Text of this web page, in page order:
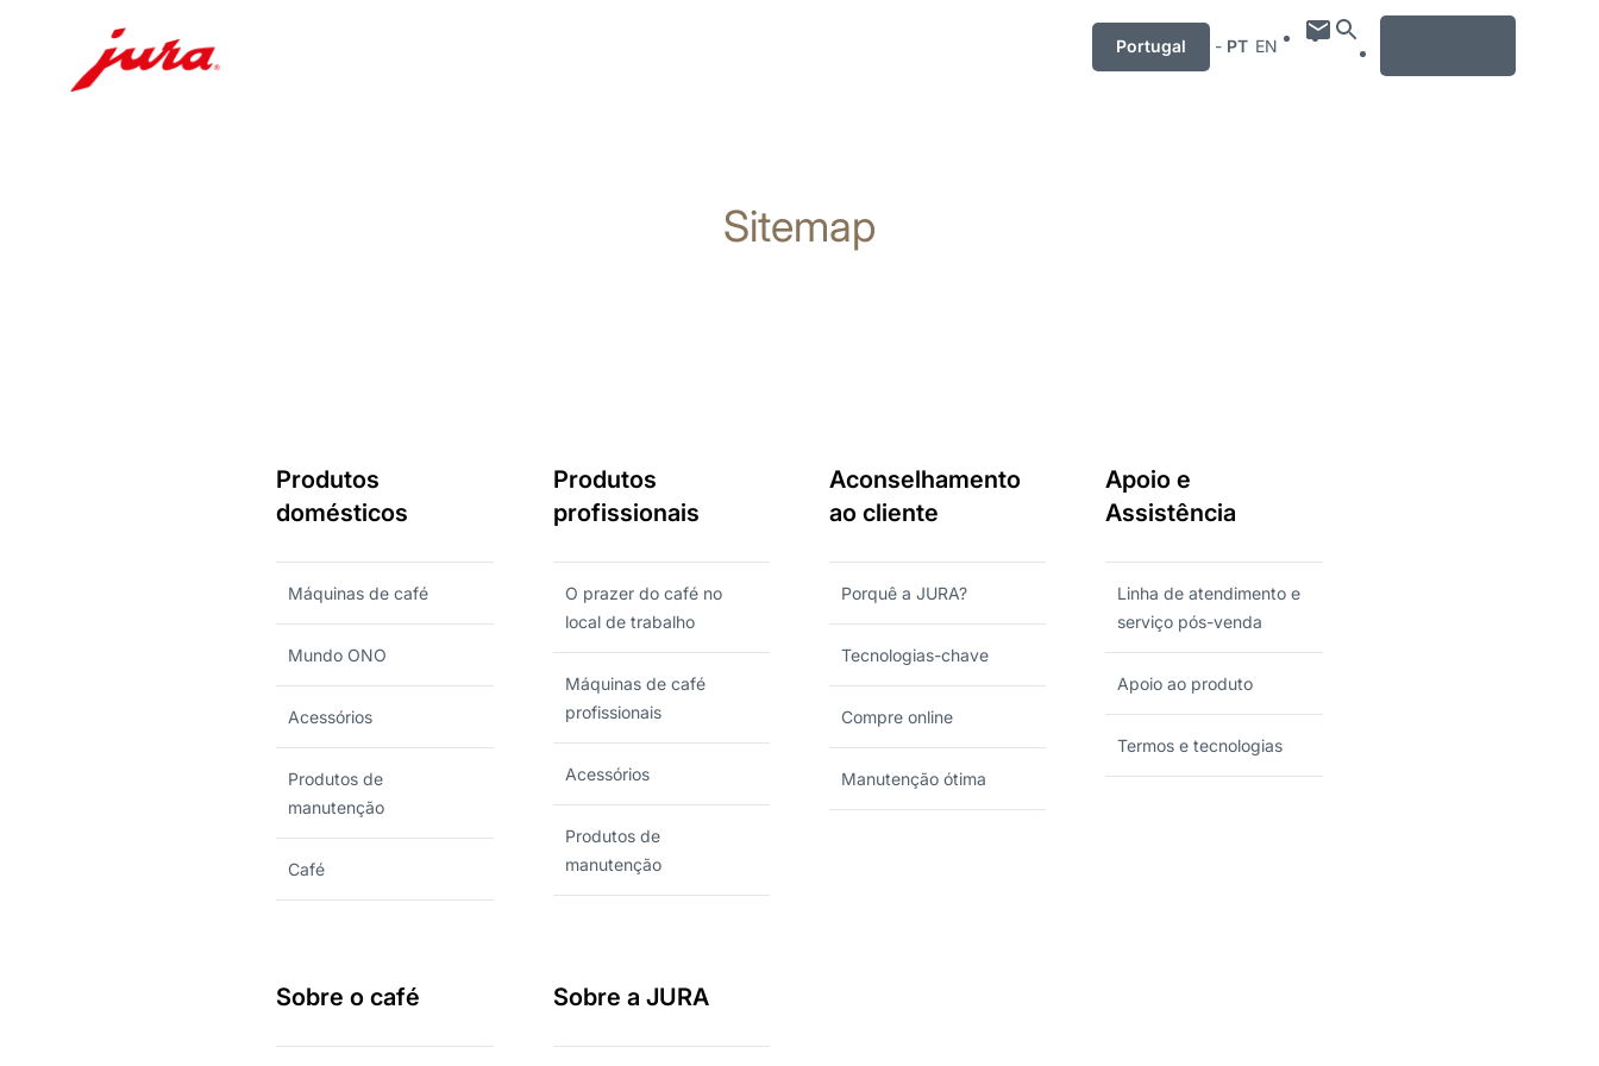
Portugal - PT EN
Sitemap
Produtos
domésticos
Máquinas de café
Mundo ONO
Acessórios
Produtos de
manutenção
Café
Produtos
profissionais
O prazer do café no
local de trabalho
Máquinas de café
profissionais
Acessórios
Produtos de
manutenção
Aconselhamento
ao cliente
Porquê a JURA?
Tecnologias-chave
Compre online
Manutenção ótima
Apoio e
Assistência
Linha de atendimento e
serviço pós-venda
Apoio ao produto
Termos e tecnologias
Sobre o café Sobre a JURA